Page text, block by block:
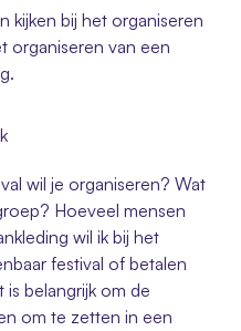
kijken bij het organiseren
organiseren van een
wil je organiseren? Wat
Hoeveel mensen
wil ik bij het
festival of betalen
belangrijk om de
om te zetten in een